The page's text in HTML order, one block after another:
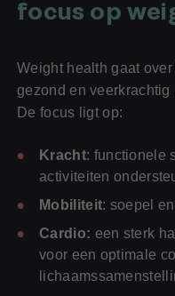
focus op
Weight health gaat
gezond en
De focus ligt op:
Kracht: functionele
activiteiten
Mobiliteit: soepel
Cardio: een sterk
voor een optimale